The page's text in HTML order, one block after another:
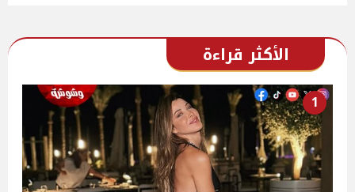
الأكثر قراءة
1